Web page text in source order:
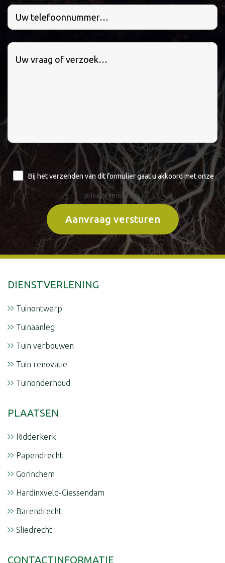
Bij het verzenden van dit formulier gaat u akkoord met onze
privacy verklaring.
DIENSTVERLENING
Tuinontwerp
Tuinaanleg
Tuin verbouwen
Tuin renovatie
Tuinonderhoud
PLAATSEN
Ridderkerk
Papendrecht
Gorinchem
Hardinxveld-Giessendam
Barendrecht
Sliedrecht
CONTACTINFORMATIE